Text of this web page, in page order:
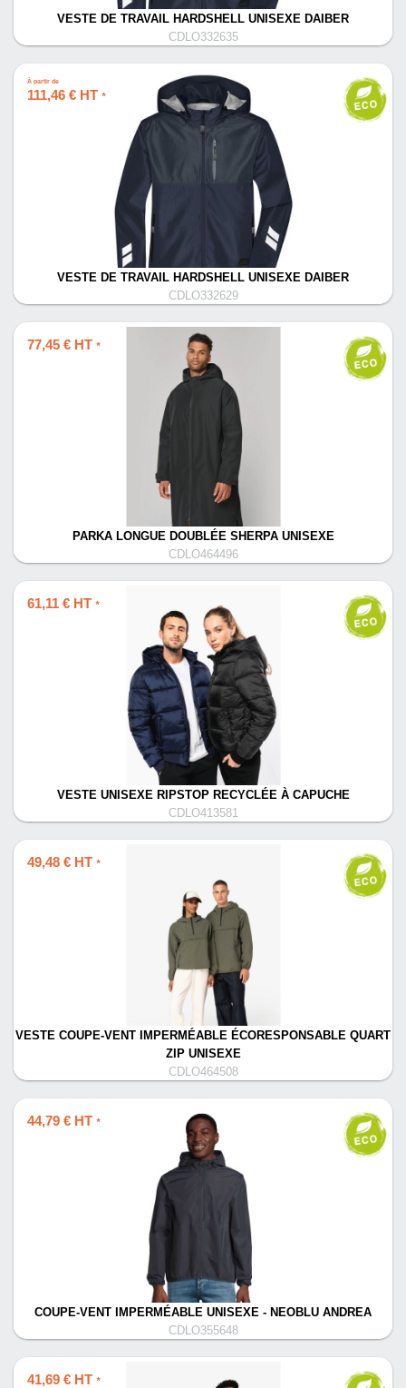
VESTE DE TRAVAIL HARDSHELL UNISEXE DAIBER
CDLO332635
À partir de
111,46 € HT *
VESTE DE TRAVAIL HARDSHELL UNISEXE DAIBER
CDLO332629
77,45 € HT *
PARKA LONGUE DOUBLÉE SHERPA UNISEXE
CDLO464496
61,11 € HT *
VESTE UNISEXE RIPSTOP RECYCLÉE À CAPUCHE
CDLO413581
49,48 € HT *
VESTE COUPE-VENT IMPERMÉABLE ÉCORESPONSABLE QUART
ZIP UNISEXE
CDLO464508
44,79 € HT *
COUPE-VENT IMPERMÉABLE UNISEXE - NEOBLU ANDREA
CDLO355648
41,69 € HT *